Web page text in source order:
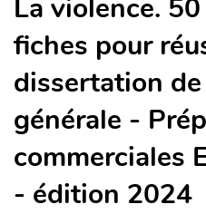
La violence.
fiches pour
dissertation
générale -
commerciales
- édition 2024